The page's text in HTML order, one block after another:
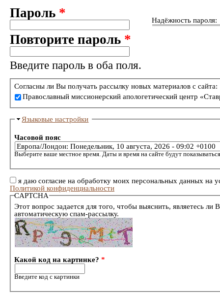
Надёжность пароля:
Пароль *
Повторите пароль *
Введите пароль в оба поля.
Согласны ли Вы получать рассылку новых материалов с сайта:
Православный миссионерский апологетический центр
Языковые настройки
Часовой пояс
Выберите ваше местное время. Даты и время на сайте будут
я даю согласие на обработку моих персональных данных на
Политикой конфиденциальности
CAPTCHA
Этот вопрос задается для того, чтобы выяснить, являетесь ли
автоматическую спам-рассылку.
Какой код на картинке?*
Введите код с картинки